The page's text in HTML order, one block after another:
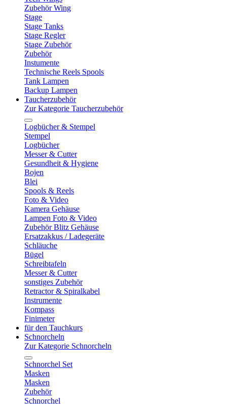
Zubehör Wing
Stage
Stage Tanks
Stage Regler
Stage Zubehör
Zubehör
Instumente
Technische Reels Spools
Tank Lampen
Backup Lampen
Taucherzubehör
Zur Kategorie Taucherzubehör
Logbücher & Stempel
Stempel
Logbücher
Messer & Cutter
Gesundheit & Hygiene
Bojen
Blei
Spools & Reels
Foto & Video
Kamera Gehäuse
Lampen Foto & Video
Zubehör Blitz Gehäuse
Ersatzakkus / Ladegeräte
Schläuche
Bügel
Schreibtafeln
Messer & Cutter
sonstiges Zubehör
Retractor & Spiralkabel
Instrumente
Kompass
Finimeter
für den Tauchkurs
Schnorcheln
Zur Kategorie Schnorcheln
Schnorchel Set
Masken
Masken
Zubehör
Schnorchel